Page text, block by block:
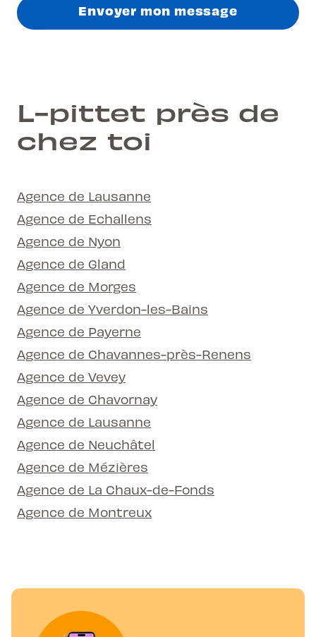
Envoyer mon message
L-pittet près de
chez toi
Agence de Lausanne
Agence de Echallens
Agence de Nyon
Agence de Gland
Agence de Morges
Agence de Yverdon-les-Bains
Agence de Payerne
Agence de Chavannes-près-Renens
Agence de Vevey
Agence de Chavornay
Agence de Lausanne
Agence de Neuchâtel
Agence de Mézières
Agence de La Chaux-de-Fonds
Agence de Montreux